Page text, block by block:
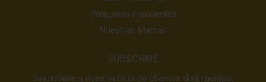
Preguntas Frecuentes
Nuestras Marcas
SUBSCRIBE
Suscríbase a nuestra lista de clientes distinguidos.